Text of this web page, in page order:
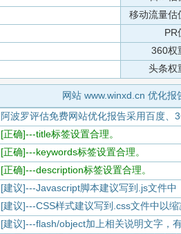
移动流量估
PR
360权
头条权
网站 www.winxd.cn 优化报
阿波罗评估免费网站优化报告采用百度、
[正确]---title标签设置合理。
[正确]---keywords标签设置合理。
[正确]---description标签设置合理。
[建议]---Javascript脚本建议写到.js文件中
[建议]---CSS样式建议写到.css文件中以
[建议]---flash/object加上相关说明文字，